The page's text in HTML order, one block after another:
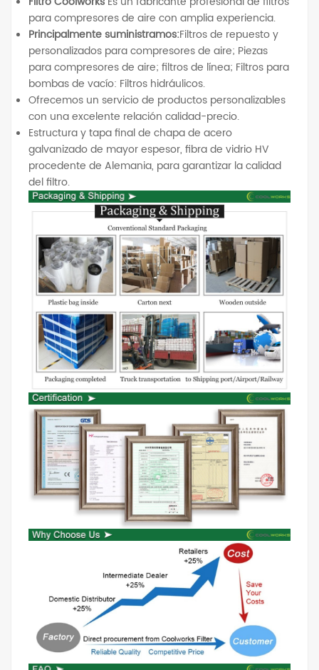
para compresores de aire con amplia experiencia.
Principalmente suministramos:Filtros de repuesto y
personalizados para compresores de aire; Piezas
para compresores de aire; filtros de línea; Filtros para
bombas de vacío: Filtros hidráulicos.
Ofrecemos un servicio de productos personalizables
con una excelente relación calidad-precio.
Estructura y tapa final de chapa de acero
galvanizado de mayor espesor, fibra de vidrio HV
procedente de Alemania, para garantizar la calidad
del filtro.